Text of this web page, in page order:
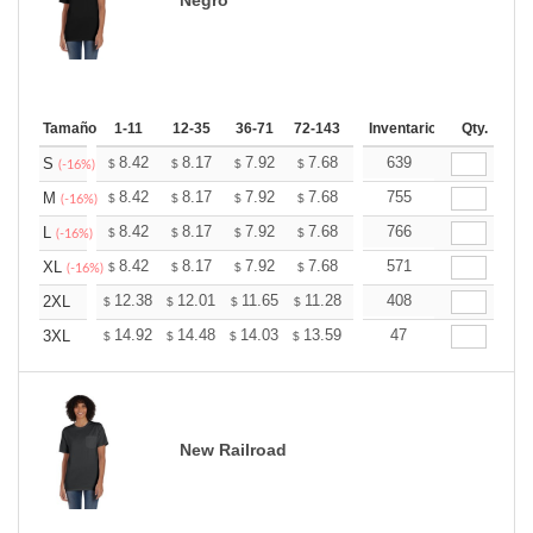
Tamaño 1-11 12-35 36-71 72-143 144-287 288 +
Inventario Qty.
S (-16%) $ 8.42 $ 8.17 $ 7.92 $ 7.68 7.43
639
M (-16%) $ 8.42 $ 8.17 $ 7.92 $ 7.68 7.43
755
L (-16%) $ 8.42 $ 8.17 $ 7.92 $ 7.68 7.43
766
XL (-16%) $ 8.42 $ 8.17 $ 7.92 $ 7.68 7.43
571
2XL
$ 12.38 $ 12.01 $ 11.65 $ 11.28 10.91
408
3XL
$ 14.92 $ 14.48 $ 14.03 $ 13.59 13.15
47
New Railroad